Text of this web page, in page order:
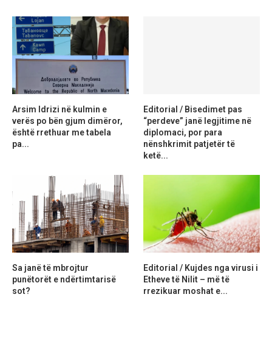
Arsim Idrizi në kulmin e
verës po bën gjum dimëror,
është rrethuar me tabela
pa...
Editorial / Bisedimet pas
“perdeve” janë legjitime në
diplomaci, por para
nënshkrimit patjetër të
ketë...
Sa janë të mbrojtur
punëtorët e ndërtimtarisë
sot?
Editorial / Kujdes nga virusi i
Etheve të Nilit – më të
rrezikuar moshat e...